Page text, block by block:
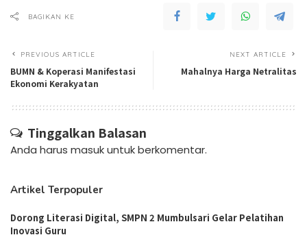
BAGIKAN KE
PREVIOUS ARTICLE
BUMN & Koperasi Manifestasi
Ekonomi Kerakyatan
NEXT ARTICLE
Mahalnya Harga Netralitas
Tinggalkan Balasan
Anda harus masukuntuk berkomentar.
Artikel Terpopuler
Dorong Literasi Digital, SMPN 2 Mumbulsari Gelar Pelatihan
Inovasi Guru